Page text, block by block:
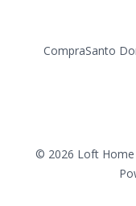
CompraSanto
© 2026 Loft Home